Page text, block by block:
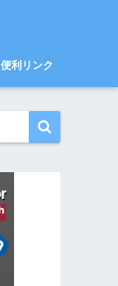
便利リンク